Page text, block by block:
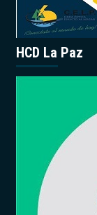
HCD La Paz